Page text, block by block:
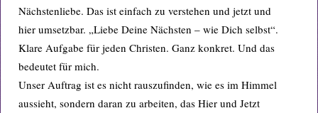
Nächstenliebe. Das ist einfach zu verstehen und jetzt und
hier umsetzbar. „Liebe Deine Nächsten – wie Dich selbst“.
Klare Aufgabe für jeden Christen. Ganz konkret. Und das
bedeutet für mich.
Unser Auftrag ist es nicht rauszufinden, wie es im Himmel
aussieht, sondern daran zu arbeiten, das Hier und Jetzt